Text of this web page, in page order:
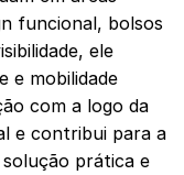
funcional, bolsos
ele
e mobilidade
com a logo da
e contribui para a
prática e